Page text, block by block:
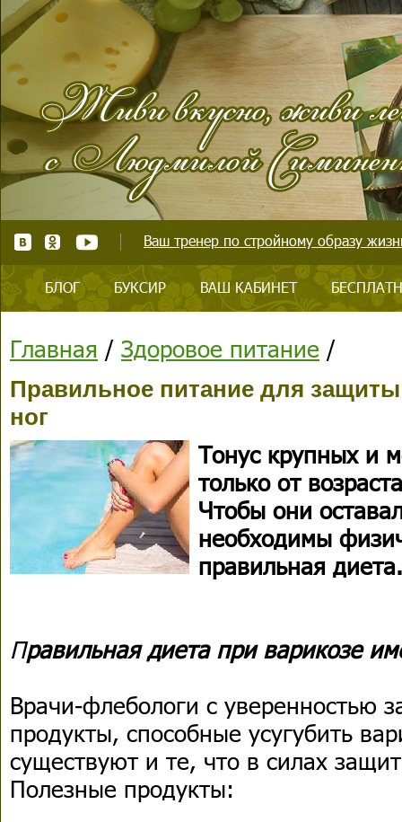
Ваш тренер по стройному образу
БЛОГ БУКСИР ВАШ КАБИНЕТ
Главная / Здоровое питание /
Правильное питание для
ног
Тонус крупных и
только от
Чтобы они
необходимы
правильная диета.
Правильная диета при варикозе
Врачи-флебологи с уверенностью
продукты, способные усугубить
существуют и те, что в силах
Полезные продукты: